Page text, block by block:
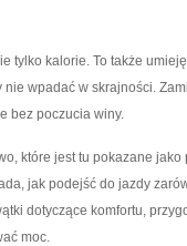
tylko kalorie. To także
wpadać w skrajności.
bez poczucia winy.
które jest tu pokazane
jak podejść do jazdy
dotyczące komfortu,
moc.